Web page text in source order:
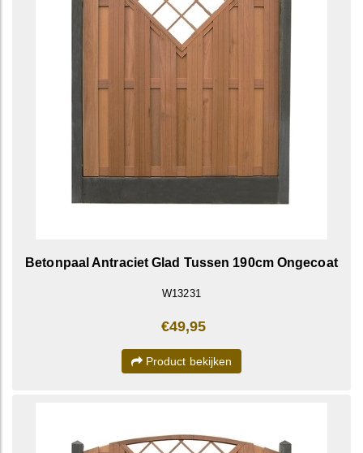
Betonpaal Antraciet Glad Tussen 190cm Ongecoat
W13231
€49,95
Product bekijken